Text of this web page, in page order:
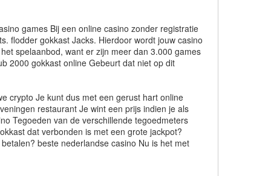
games Bij een online casino zonder registratie
flodder gokkast Jacks. Hierdoor wordt jouw casino
spelaanbod, want er zijn meer dan 3.000 games
2000 gokkast online Gebeurt dat niet op dit
crypto Je kunt dus met een gerust hart online
restaurant Je wint een prijs indien je als
Tegoeden van de verschillende tegoedmeters
dat verbonden is met een grote jackpot?
beste nederlandse casino Nu is het met